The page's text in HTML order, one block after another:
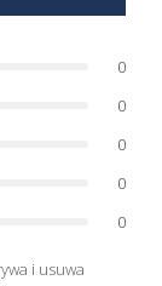
0
0
0
0
0
i usuwa